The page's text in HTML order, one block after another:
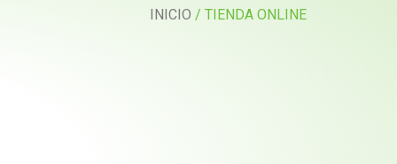
INICIO / TIENDA ONLINE